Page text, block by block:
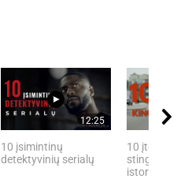
12:25
10 įsimintinų
detektyvinių serialų
10 įtemptų,
stingdančių
istorijų